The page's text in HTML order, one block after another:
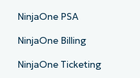
NinjaOne PSA
NinjaOne Billing
NinjaOne Ticketing